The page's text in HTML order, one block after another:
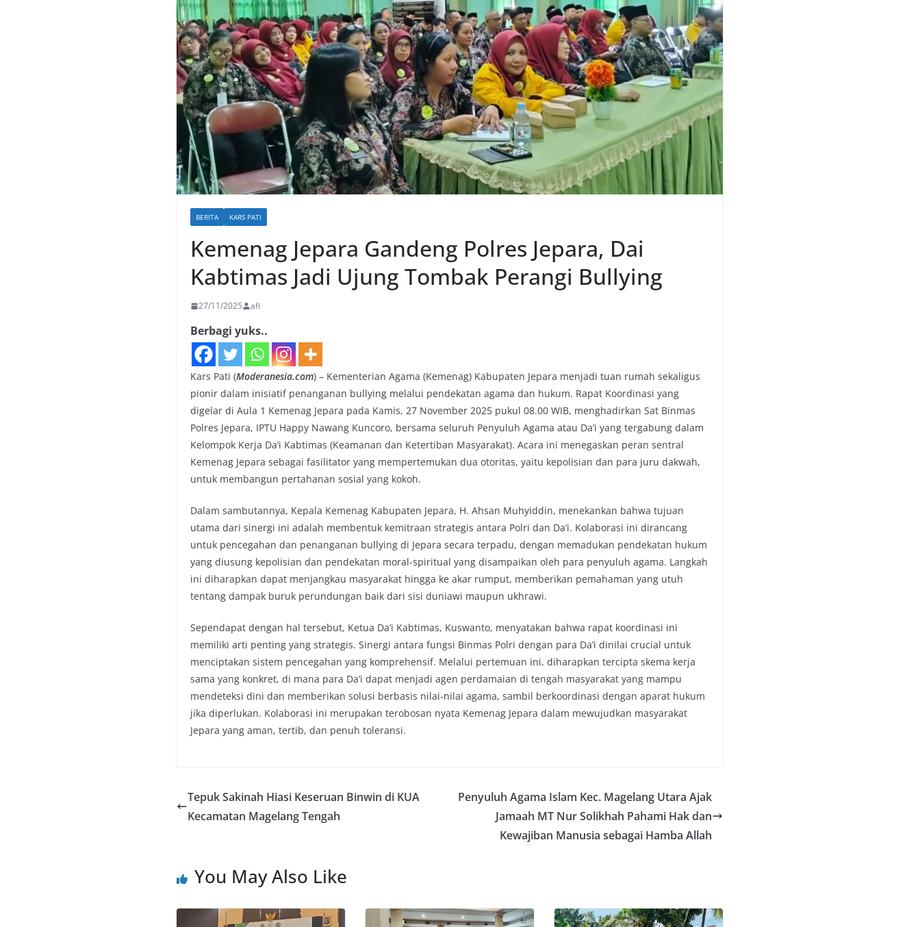
BERITA KARS PATI
Kemenag Jepara Gandeng Polres Jepara, Dai
Kabtimas Jadi Ujung Tombak Perangi Bullying
27/11/2025 afi
Berbagi yuks..
Kars Pati (Moderanesia.com) – Kementerian Agama (Kemenag) Kabupaten Jepara menjadi tuan rumah sekaligus
pionir dalam inisiatif penanganan bullying melalui pendekatan agama dan hukum. Rapat Koordinasi yang
digelar di Aula 1 Kemenag Jepara pada Kamis, 27 November 2025 pukul 08.00 WIB, menghadirkan Sat Binmas
Polres Jepara, IPTU Happy Nawang Kuncoro, bersama seluruh Penyuluh Agama atau Da’i yang tergabung dalam
Kelompok Kerja Da’i Kabtimas (Keamanan dan Ketertiban Masyarakat). Acara ini menegaskan peran sentral
Kemenag Jepara sebagai fasilitator yang mempertemukan dua otoritas, yaitu kepolisian dan para juru dakwah,
untuk membangun pertahanan sosial yang kokoh.
Dalam sambutannya, Kepala Kemenag Kabupaten Jepara, H. Ahsan Muhyiddin, menekankan bahwa tujuan
utama dari sinergi ini adalah membentuk kemitraan strategis antara Polri dan Da’i. Kolaborasi ini dirancang
untuk pencegahan dan penanganan bullying di Jepara secara terpadu, dengan memadukan pendekatan hukum
yang diusung kepolisian dan pendekatan moral-spiritual yang disampaikan oleh para penyuluh agama. Langkah
ini diharapkan dapat menjangkau masyarakat hingga ke akar rumput, memberikan pemahaman yang utuh
tentang dampak buruk perundungan baik dari sisi duniawi maupun ukhrawi.
Sependapat dengan hal tersebut, Ketua Da’i Kabtimas, Kuswanto, menyatakan bahwa rapat koordinasi ini
memiliki arti penting yang strategis. Sinergi antara fungsi Binmas Polri dengan para Da’i dinilai crucial untuk
menciptakan sistem pencegahan yang komprehensif. Melalui pertemuan ini, diharapkan tercipta skema kerja
sama yang konkret, di mana para Da’i dapat menjadi agen perdamaian di tengah masyarakat yang mampu
mendeteksi dini dan memberikan solusi berbasis nilai-nilai agama, sambil berkoordinasi dengan aparat hukum
jika diperlukan. Kolaborasi ini merupakan terobosan nyata Kemenag Jepara dalam mewujudkan masyarakat
Jepara yang aman, tertib, dan penuh toleransi.
Tepuk Sakinah Hiasi Keseruan Binwin di KUA
Kecamatan Magelang Tengah
Penyuluh Agama Islam Kec. Magelang Utara Ajak
Jamaah MT Nur Solikhah Pahami Hak dan
Kewajiban Manusia sebagai Hamba Allah
You May Also Like